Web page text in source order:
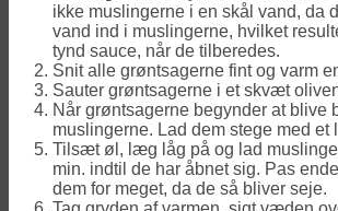
ikke muslingerne i en skål vand, da
vand ind i muslingerne, hvilket
tynd sauce, når de tilberedes.
Snit alle grøntsagerne fint og varm
Sauter grøntsagerne i et skvæt
Når grøntsagerne begynder at blive
muslingerne. Lad dem stege med et
Tilsæt øl, læg låg på og lad
min. indtil de har åbnet sig. Pas
dem for meget, da de så bliver seje.